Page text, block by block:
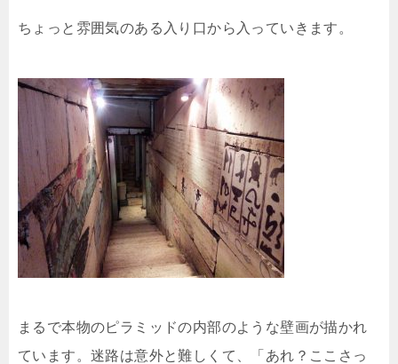
ちょっと雰囲気のある入り口から入っていきます。
まるで本物のピラミッドの内部のような壁画が描かれ
ています。迷路は意外と難しくて、「あれ？ここさっ